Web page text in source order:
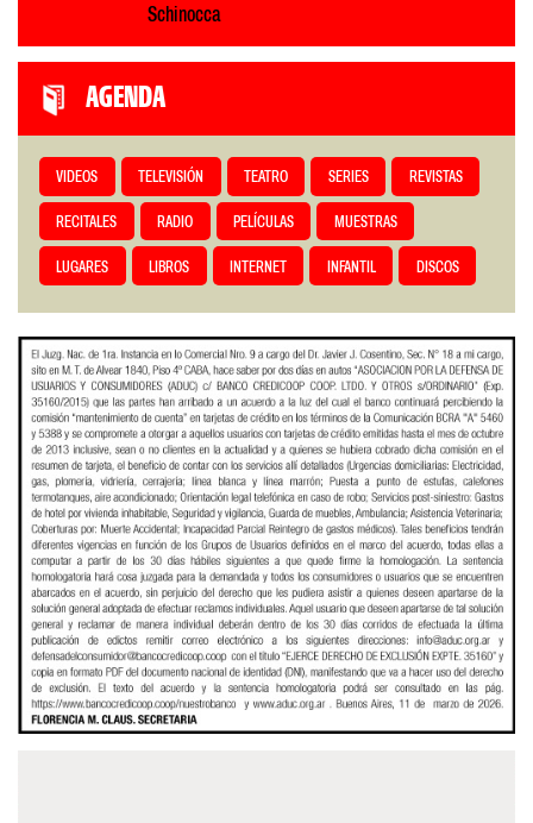
Schinocca
AGENDA
VIDEOS TELEVISIÓN TEATRO SERIES REVISTAS
RECITALES RADIO PELÍCULAS MUESTRAS
LUGARES LIBROS INTERNET INFANTIL DISCOS